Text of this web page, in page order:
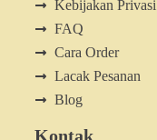
Kebijakan Privasi
FAQ
Cara Order
Lacak Pesanan
Blog
Kontak